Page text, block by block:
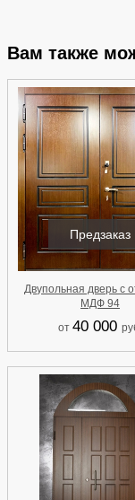
Вам также
Предзаказ
Двупольная дверь с
МДФ 94
от 40 000